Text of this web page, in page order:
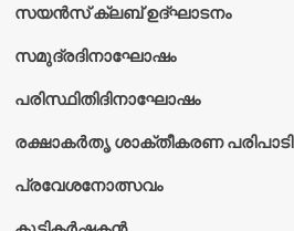
സയൻസ് ക്ലബ് ഉദ്‌ഘാടനം
സമുദ്രദിനാഘോഷം
പരിസ്ഥിതിദിനാഘോഷം
രക്ഷാകർതൃ ശാക്തീകരണ പരിപാടി
പ്രവേശനോത്സവം